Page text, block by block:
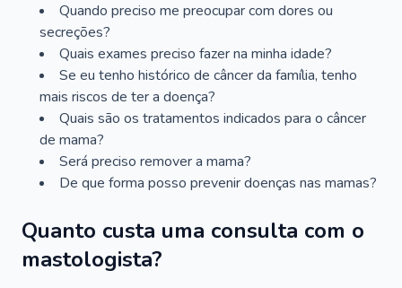
Quando preciso me preocupar com dores ou
secreções?
Quais exames preciso fazer na minha idade?
Se eu tenho histórico de câncer da família, tenho
mais riscos de ter a doença?
Quais são os tratamentos indicados para o câncer
de mama?
Será preciso remover a mama?
De que forma posso prevenir doenças nas mamas?
Quanto custa uma consulta com o
mastologista?